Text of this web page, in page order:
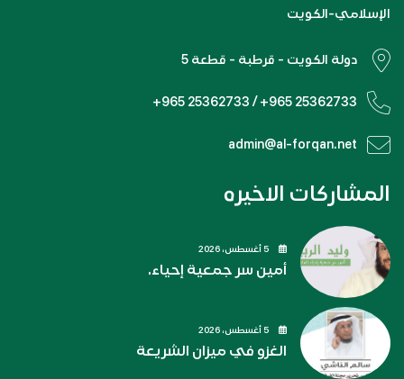
الإسلامي-الكويت
دولة الكويت - قرطبة - قطعة 5
+965 25362733 / +965 25362733
admin@al-forqan.net
المشاركات الاخيره
أمين سر جمعية إحياء.
الغزو في ميزان الشريعة